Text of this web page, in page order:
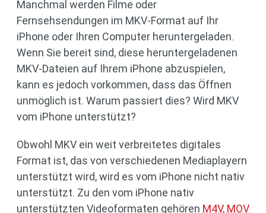
Manchmal werden Filme oder
Fernsehsendungen im MKV-Format auf Ihr
iPhone oder Ihren Computer heruntergeladen.
Wenn Sie bereit sind, diese heruntergeladenen
MKV-Dateien auf Ihrem iPhone abzuspielen,
kann es jedoch vorkommen, dass das Öffnen
unmöglich ist. Warum passiert dies? Wird MKV
vom iPhone unterstützt?
Obwohl MKV ein weit verbreitetes digitales
Format ist, das von verschiedenen Mediaplayern
unterstützt wird, wird es vom iPhone nicht nativ
unterstützt. Zu den vom iPhone nativ
unterstützten Videoformaten gehören M4V, MOV